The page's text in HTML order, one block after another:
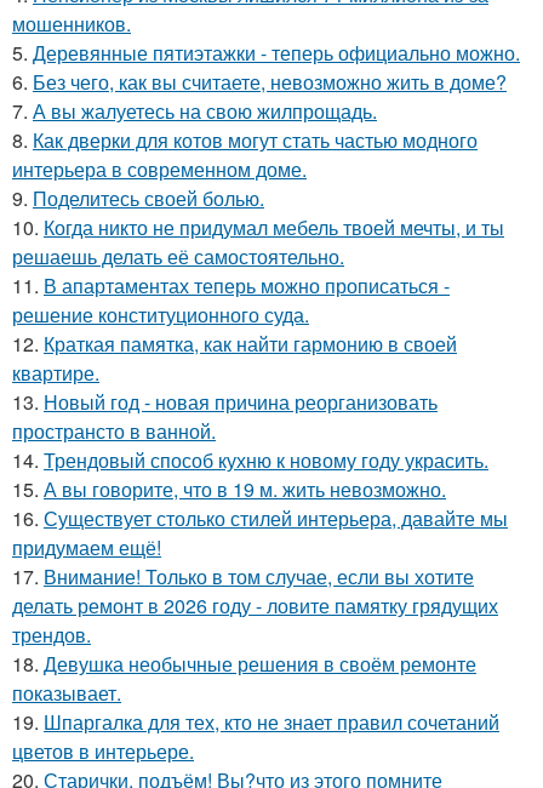
мошенников.
5. Деревянные пятиэтажки - теперь официально можно.
6. Без чего, как вы считаете, невозможно жить в доме?
7. А вы жалуетесь на свою жилпрощадь.
8. Как дверки для котов могут стать частью модного
интерьера в современном доме.
9. Поделитесь своей болью.
10. Когда никто не придумал мебель твоей мечты, и ты
решаешь делать её самостоятельно.
11. В апартаментах теперь можно прописаться -
решение конституционного суда.
12. Краткая памятка, как найти гармонию в своей
квартире.
13. Новый год - новая причина реорганизовать
пространсто в ванной.
14. Трендовый способ кухню к новому году украсить.
15. А вы говорите, что в 19 м. жить невозможно.
16. Существует столько стилей интерьера, давайте мы
придумаем ещё!
17. Внимание! Только в том случае, если вы хотите
делать ремонт в 2026 году - ловите памятку грядущих
трендов.
18. Девушка необычные решения в своём ремонте
показывает.
19. Шпаргалка для тех, кто не знает правил сочетаний
цветов в интерьере.
20. Старички, подъём! Вы?что из этого помните